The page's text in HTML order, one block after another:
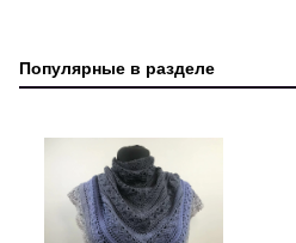
Популярные в разделе